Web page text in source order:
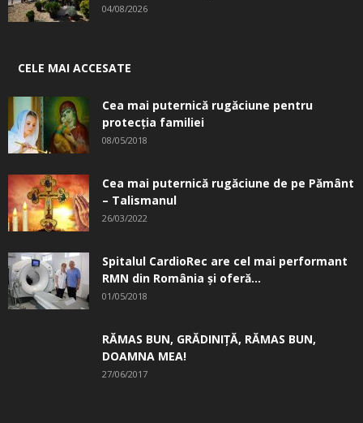
04/08/2026
CELE MAI ACCESATE
Cea mai puternică rugăciune pentru
protecția familiei
08/05/2018
Cea mai puternică rugăciune de pe Pământ
– Talismanul
26/03/2022
Spitalul CardioRec are cel mai performant
RMN din România și oferă...
01/05/2018
RĂMAS BUN, GRĂDINIŢĂ, ­RĂMAS BUN,
DOAMNA MEA!
27/06/2017